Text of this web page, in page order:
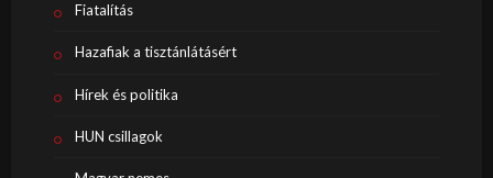
Fiatalítás
Hazafiak a tisztánlátásért
Hírek és politika
HUN csillagok